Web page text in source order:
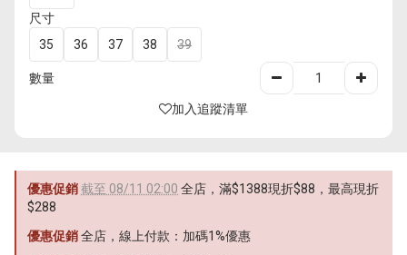
尺寸
35
36 37 38 39
數量
加入追蹤清單
優惠促銷截至 08/11 02:00 全店，滿$1388現折$88，最高現折
$288
優惠促銷全店，線上付款：加碼1%優惠